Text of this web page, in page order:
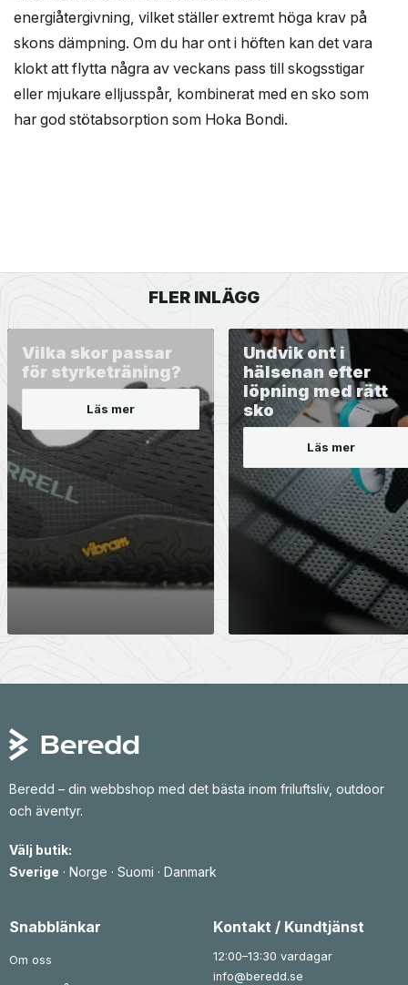
energiåtergivning, vilket ställer extremt höga krav på
skons dämpning. Om du har ont i höften kan det vara
klokt att flytta några av veckans pass till skogsstigar
eller mjukare elljusspår, kombinerat med en sko som
har god stötabsorption som Hoka Bondi.
FLER INLÄGG
Vilka skor passar
för styrketräning?
Läs mer
Undvik ont i
hälsenan efter
löpning med rätt
sko
Läs mer
Beredd – din webbshop med det bästa inom friluftsliv, outdoor
och äventyr.
Välj butik:
Sverige · Norge · Suomi · Danmark
Snabblänkar
Om oss
Kontakt / Kundtjänst
12:00–13:30 vardagar
info@beredd.se